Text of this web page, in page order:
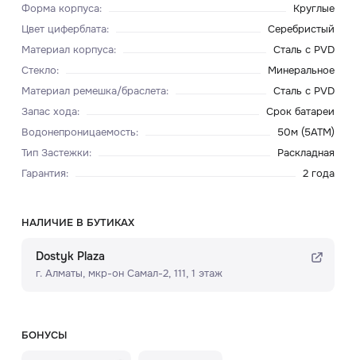
Форма корпуса:
Круглые
Цвет циферблата:
Серебристый
Материал корпуса:
Сталь с PVD
Стекло:
Минеральное
Материал ремешка/браслета:
Сталь с PVD
Запас хода:
Срок батареи
Водонепроницаемость:
50м (5ATM)
Тип Застежки:
Раскладная
Гарантия: 2 года
НАЛИЧИЕ В БУТИКАХ
Dostyk Plaza
г. Алматы, мкр-он Самал-2, 111, ​1 этаж
БОНУСЫ